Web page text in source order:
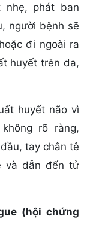
phát ban
người bệnh sẽ
đi ngoài ra
huyết trên da,
huyết não vì
rõ ràng,
tay chân tê
và dẫn đến tử
(hội chứng